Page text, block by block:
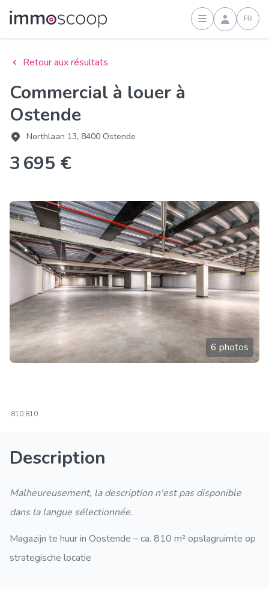
Connexion
FR
Retour aux résultats
Commercial à louer à
Ostende
Northlaan 13, 8400 Ostende
3 695 €
6 photos
810 810
Description
Malheureusement, la description n'est pas disponible
dans la langue sélectionnée.
Magazijn te huur in Oostende – ca. 810 m² opslagruimte op
strategische locatie